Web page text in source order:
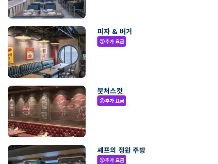
피자 & 버거
paid추가 요금
붓처스컷
paid추가 요금
셰프의 정원 주방
paid추가 요금